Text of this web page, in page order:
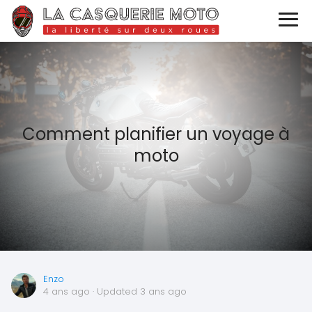
Comment planifier un voyage à
moto
Enzo
4 ans ago · Updated 3 ans ago